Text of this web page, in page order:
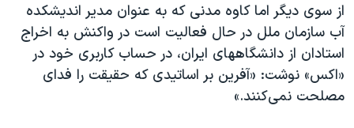
از سوی دیگر اما کاوه مدنی که به عنوان مدیر اندیشکده
آب سازمان ملل در حال فعالیت است در واکنش به اخراج
استادان از دانشگاههای ایران، در حساب کاربری خود در
«اکس» نوشت: «آفرین بر اساتیدی که حقیقت را فدای
مصلحت نمی‌کنند.»